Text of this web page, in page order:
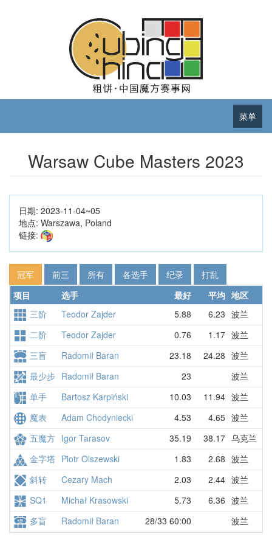
菜单
Warsaw Cube Masters 2023
日期: 2023-11-04~05
地点: Warszawa, Poland
链接:
冠军 前三 所有 各选手 纪录
打乱
项目
选手 最好 平均 地区
三阶
Teodor Zajder 5.88 6.23 波兰
二阶 Teodor Zajder 0.76 1.17 波兰
三盲 Radomił Baran 23.18 24.28 波兰
最少步 Radomił Baran 23 波兰
单手 Bartosz Karpiński 10.03 11.94 波兰
魔表 Adam Chodyniecki 4.53 4.65 波兰
五魔方 Igor Tarasov 35.19 38.17 乌克兰
金字塔 Piotr Olszewski 1.83 2.68 波兰
斜转 Cezary Mach 2.03 2.44 波兰
SQ1 Michał Krasowski 5.73 6.36 波兰
多盲 Radomił Baran 28/33 60:00 波兰